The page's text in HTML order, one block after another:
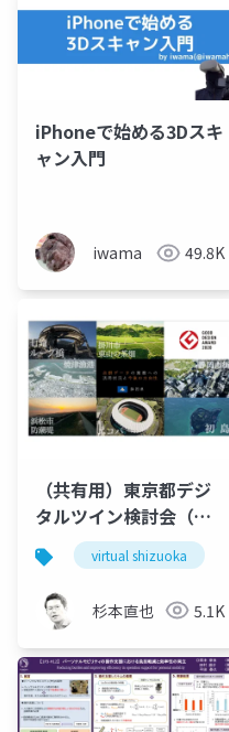
iPhoneで始める3Dスキ
ャン入門
iwama 49.8K
（共有用）東京都デジ
タルツイン検討会（静
岡県）virtual shizuoka
杉本直也 5.1K